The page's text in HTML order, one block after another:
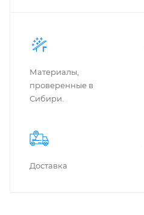
Материалы,
проверенные в
Сибири.
Доставка